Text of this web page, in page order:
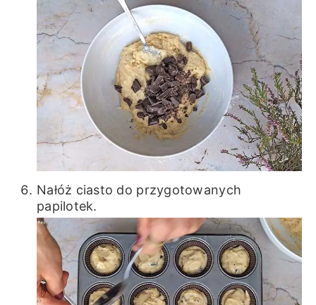
Nałóż ciasto do przygotowanych
papilotek.